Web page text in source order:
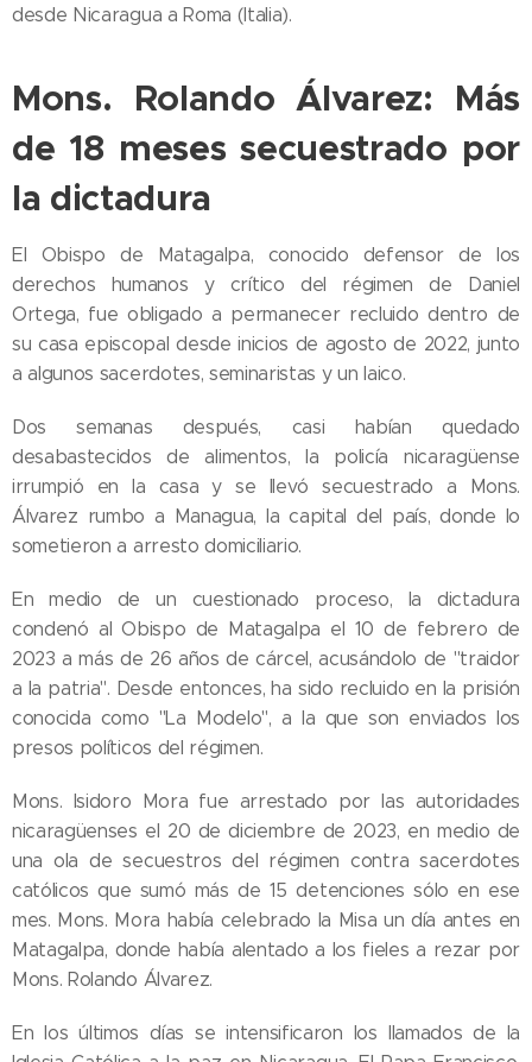
desde Nicaragua a Roma (Italia).
Mons. Rolando Álvarez: Más
de 18 meses secuestrado por
la dictadura
El Obispo de Matagalpa, conocido defensor de los
derechos humanos y crítico del régimen de Daniel
Ortega, fue obligado a permanecer recluido dentro de
su casa episcopal desde inicios de agosto de 2022, junto
a algunos sacerdotes, seminaristas y un laico.
Dos semanas después, casi habían quedado
desabastecidos de alimentos, la policía nicaragüense
irrumpió en la casa y se llevó secuestrado a Mons.
Álvarez rumbo a Managua, la capital del país, donde lo
sometieron a arresto domiciliario.
En medio de un cuestionado proceso, la dictadura
condenó al Obispo de Matagalpa el 10 de febrero de
2023 a más de 26 años de cárcel, acusándolo de "traidor
a la patria". Desde entonces, ha sido recluido en la prisión
conocida como "La Modelo", a la que son enviados los
presos políticos del régimen.
Mons. Isidoro Mora fue arrestado por las autoridades
nicaragüenses el 20 de diciembre de 2023, en medio de
una ola de secuestros del régimen contra sacerdotes
católicos que sumó más de 15 detenciones sólo en ese
mes. Mons. Mora había celebrado la Misa un día antes en
Matagalpa, donde había alentado a los fieles a rezar por
Mons. Rolando Álvarez.
En los últimos días se intensificaron los llamados de la